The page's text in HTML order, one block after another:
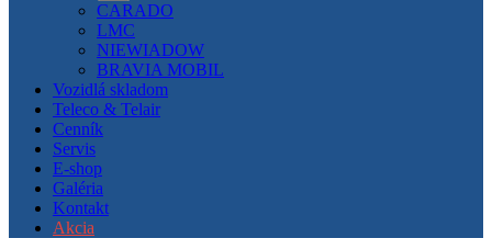
CARADO
LMC
NIEWIADOW
BRAVIA MOBIL
Vozidlá skladom
Teleco & Telair
Cenník
Servis
E-shop
Galéria
Kontakt
Akcia